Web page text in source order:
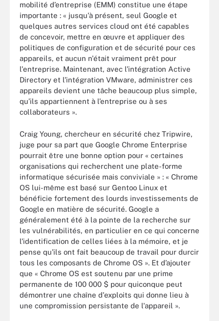
mobilité d’entreprise (EMM) constitue une étape
importante : « jusqu'à présent, seul Google et
quelques autres services cloud ont été capables
de concevoir, mettre en œuvre et appliquer des
politiques de configuration et de sécurité pour ces
appareils, et aucun n'était vraiment prêt pour
l'entreprise. Maintenant, avec l'intégration Active
Directory et l'intégration VMware, administrer ces
appareils devient une tâche beaucoup plus simple,
qu’ils appartiennent à l’entreprise ou à ses
collaborateurs ».
Craig Young, chercheur en sécurité chez Tripwire,
juge pour sa part que Google Chrome Enterprise
pourrait être une bonne option pour « certaines
organisations qui recherchent une plate-forme
informatique sécurisée mais conviviale » : « Chrome
OS lui-même est basé sur Gentoo Linux et
bénéficie fortement des lourds investissements de
Google en matière de sécurité. Google a
généralement été à la pointe de la recherche sur
les vulnérabilités, en particulier en ce qui concerne
l'identification de celles liées à la mémoire, et je
pense qu'ils ont fait beaucoup de travail pour durcir
tous les composants de Chrome OS ». Et d’ajouter
que « Chrome OS est soutenu par une prime
permanente de 100 000 $ pour quiconque peut
démontrer une chaîne d'exploits qui donne lieu à
une compromission persistante de l'appareil ».